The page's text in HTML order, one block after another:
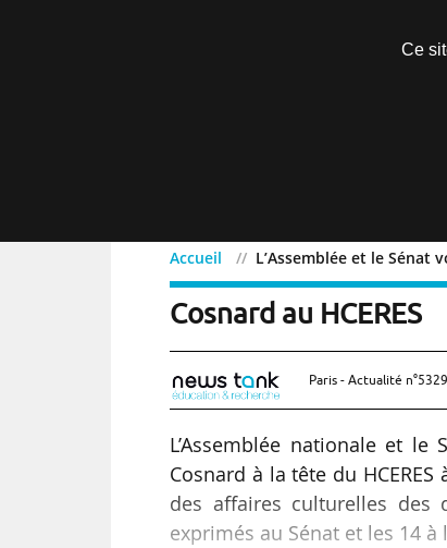
Accueil L’Assemblée et le Sénat
L’Assemblée et le
Cosnard au HCERES
Paris - Actualité
L’Assemblée nationale et
Cosnard à la tête du
des affaires culturelles des
exprimés au Sénat et les 14 à
Ce